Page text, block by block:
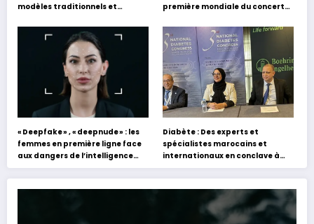
modèles traditionnels et
s’appuyant sur le partage des
expériences »
première mondiale du concert
« Deepfake » , « deepnude » : les
femmes en première ligne face
aux dangers de l’intelligence
artificielle
Diabète : Des experts et
spécialistes marocains et
internationaux en conclave à
Tanger